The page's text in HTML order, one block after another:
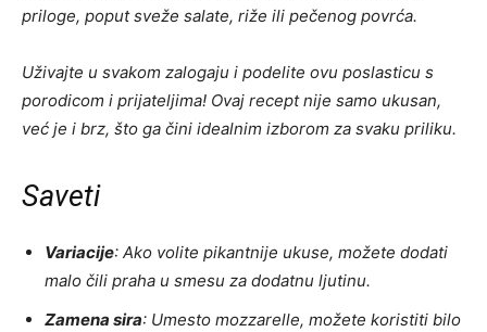
priloge, poput sveže salate, riže ili pečenog povrća.
Uživajte u svakom zalogaju i podelite ovu poslasticu s
porodicom i prijateljima! Ovaj recept nije samo ukusan,
već je i brz, što ga čini idealnim izborom za svaku priliku.
Saveti
Variacije: Ako volite pikantnije ukuse, možete dodati
malo čili praha u smesu za dodatnu ljutinu.
Zamena sira: Umesto mozzarelle, možete koristiti bilo